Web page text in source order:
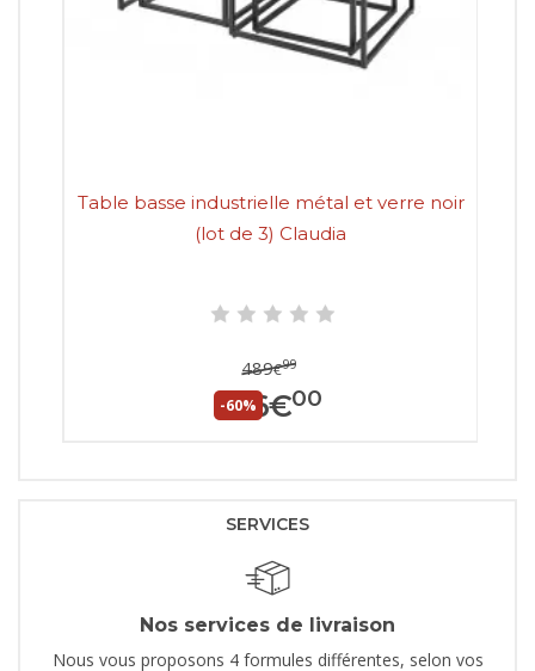
Table basse industrielle métal et verre noir
(lot de 3) Claudia
-60%
489€99
196€00
SERVICES
Nos services de livraison
Nous vous proposons 4 formules différentes, selon vos